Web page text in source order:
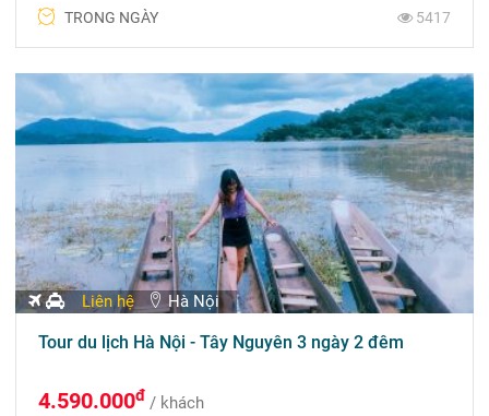
699 988TRONG NGÀY 5417
Liên hệ Hà Nội
Tour du lịch Hà Nội - Tây Nguyên 3 ngày 2 đêm
4.590.000đ / khách